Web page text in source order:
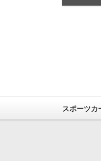
スポーツカ